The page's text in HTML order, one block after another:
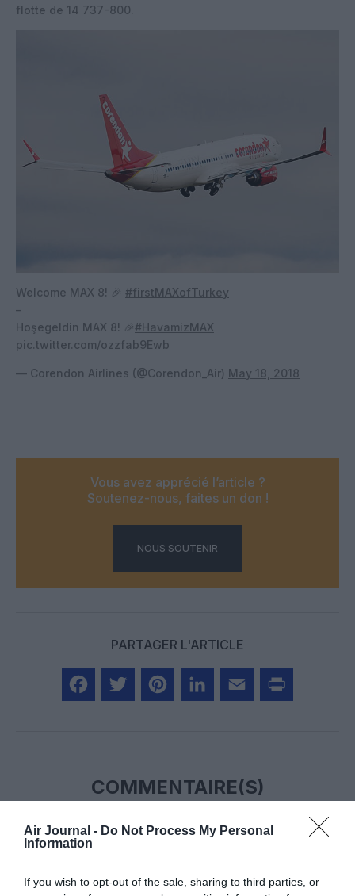
Air Journal - Do Not Process My Personal
Information
If you wish to opt-out of the sale, sharing to third parties, or
flotte de 14 737-800.
Welcome MAX 8! 🎉 #firstMAXofTurkey
–
Hoşegeldin MAX 8! 🎉#HavamizMAX
pic.twitter.com/ozzfab9Ewb
— Corendon Airlines (@Corendon_Air) May 18, 2018
Vous avez apprécié l’article ?
Soutenez-nous, faites un don !
NOUS SOUTENIR
PARTAGER L'ARTICLE
COMMENTAIRE(S)
Steve33a commenté :
21 mai 2018 - 20 h 04 min
certification en Chine ?